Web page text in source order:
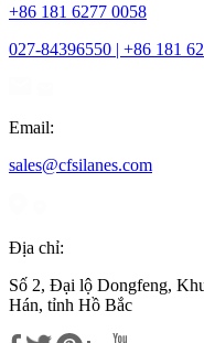
+86 181 6277 0058
027-84396550 | +86 181
Email:
sales@cfsilanes.com
Địa chỉ:
Số 2, Đại lộ Dongfeng,
Hán, tỉnh Hồ Bắc